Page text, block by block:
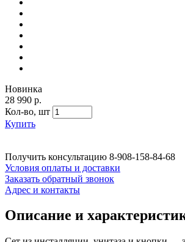
Новинка
28 990 р.
Кол-во, шт
Купить
Получить консультацию 8-908-158-84-68
Условия оплаты и доставки
Заказать обратный звонок
Адрес и контакты
Описание и